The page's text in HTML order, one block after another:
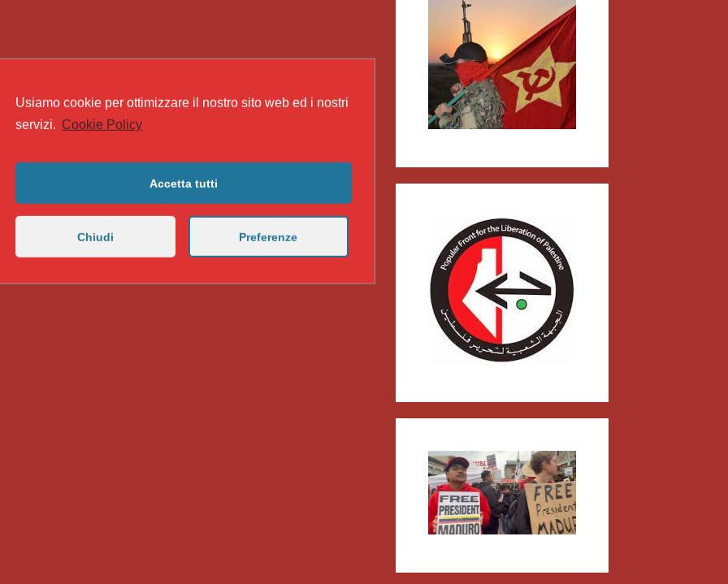
Usiamo cookie per ottimizzare il nostro sito web ed i nostri
servizi. Cookie Policy
Accetta tutti
Chiudi Preferenze